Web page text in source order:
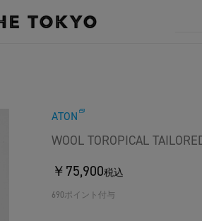
ATON
WOOL TOROPICAL
￥75,900税込
690ポイント付与